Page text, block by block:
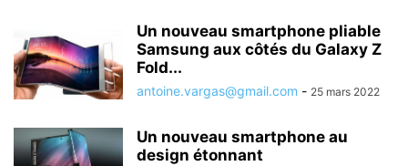
Un nouveau smartphone pliable
Samsung aux côtés du Galaxy Z
Fold...
antoine.vargas@gmail.com - 25 mars 2022
Un nouveau smartphone au
design étonnant